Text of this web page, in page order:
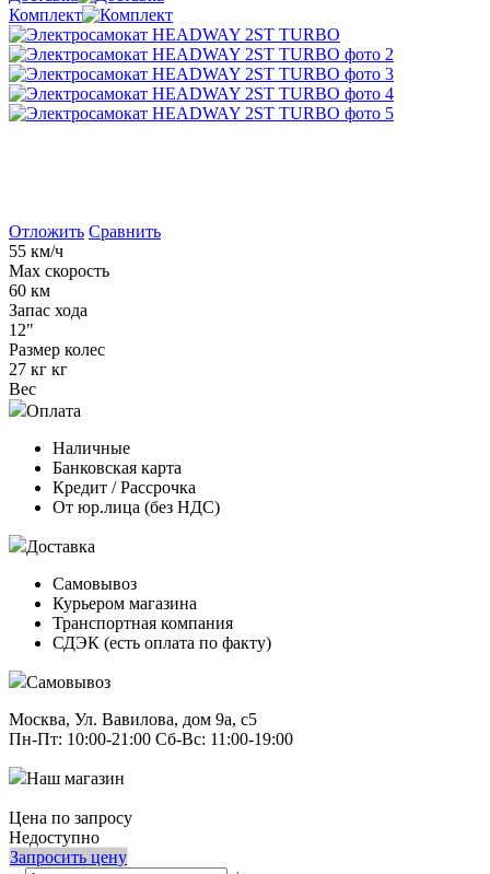
Комплект
Отложить Сравнить
55 км/ч
Max скорость
60 км
Запас хода
12"
Размер колес
27 кг кг
Вес
Оплата
Наличные
Банковская карта
Кредит / Рассрочка
От юр.лица (без НДС)
Доставка
Самовывоз
Курьером магазина
Транспортная компания
СДЭК (есть оплата по факту)
Самовывоз
Москва, Ул. Вавилова, дом 9а, с5
Пн-Пт: 10:00-21:00 Сб-Вс: 11:00-19:00
Наш магазин
Цена по запросу
Недоступно
Запросить цену